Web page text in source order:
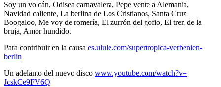
Soy un volcán, Odisea carnavalera, Pepe vente a Alemania,
Navidad caliente, La berlina de Los Cristianos, Santa Cruz
Boogaloo, Me voy de romería, El zurrón del gofio, El tren de la
bruja, Amor hundido.
Para contribuir en la causa es.ulule.com/supertropica-verbenien-
berlin
Un adelanto del nuevo disco www.youtube.com/watch?v=
JcskCe9FV6Q